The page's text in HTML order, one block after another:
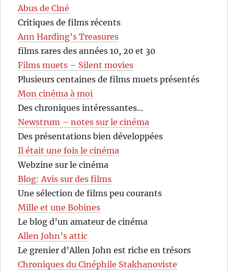
Abus de Ciné
Critiques de films récents
Ann Harding’s Treasures
films rares des années 10, 20 et 30
Films muets – Silent movies
Plusieurs centaines de films muets présentés
Mon cinéma à moi
Des chroniques intéressantes…
Newstrum – notes sur le cinéma
Des présentations bien développées
Il était une fois le cinéma
Webzine sur le cinéma
Blog: Avis sur des films
Une sélection de films peu courants
Mille et une Bobines
Le blog d’un amateur de cinéma
Allen John’s attic
Le grenier d’Allen John est riche en trésors
Chroniques du Cinéphile Stakhanoviste